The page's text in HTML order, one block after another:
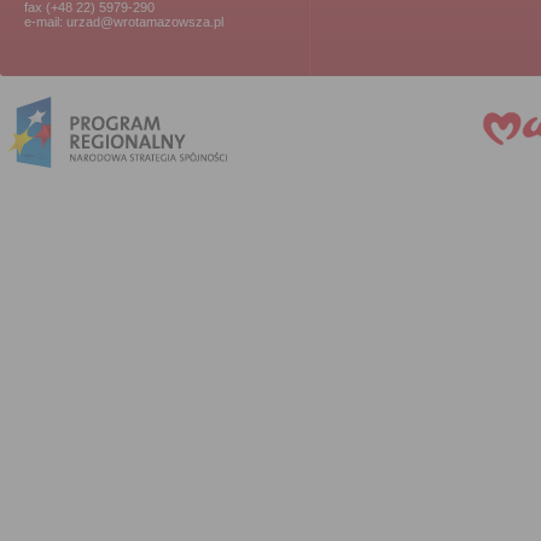
fax (+48 22) 5979-290
e-mail: urzad@wrotamazowsza.pl